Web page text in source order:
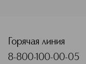
Горячая линия
8-800-100-00-05